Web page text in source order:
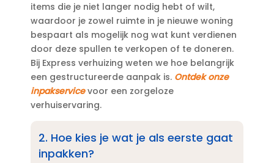
items die je niet langer nodig hebt of wilt,
waardoor je zowel ruimte in je nieuwe woning
bespaart als mogelijk nog wat kunt verdienen
door deze spullen te verkopen of te doneren.​
Bij Express verhuizing weten we hoe belangrijk
een gestructureerde aanpak is.​ Ontdek onze
inpakservicevoor een zorgeloze
verhuiservaring.​
2.​ Hoe kies je wat je als eerste gaat
inpakken?